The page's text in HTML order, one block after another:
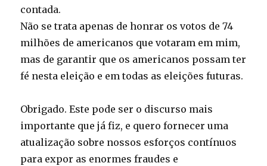
contada.
Não se trata apenas de honrar os votos de 74
milhões de americanos que votaram em mim,
mas de garantir que os americanos possam ter
fé nesta eleição e em todas as eleições futuras.
Obrigado. Este pode ser o discurso mais
importante que já fiz, e quero fornecer uma
atualização sobre nossos esforços contínuos
para expor as enormes fraudes e